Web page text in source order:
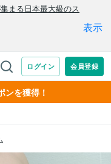
ンを獲得！